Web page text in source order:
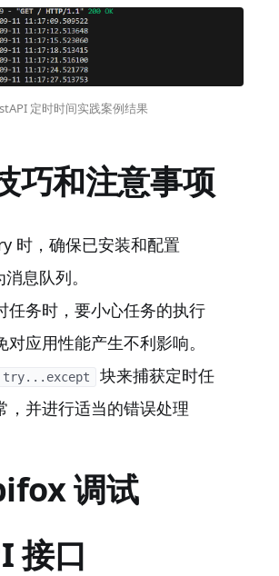
定时时间实践案例结果
巧和注意事项
时，确保已安装和配置
息队列。
任务时，要小心任务的执行
对应用性能产生不利影响。
try...except
块来捕获定时任
，并进行适当的错误处理
调试
接口